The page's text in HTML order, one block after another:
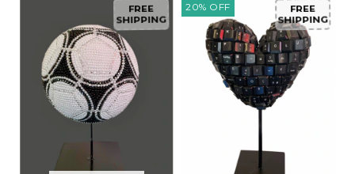
FREE
SHIPPING
20% OFF FREE
SHIPPING